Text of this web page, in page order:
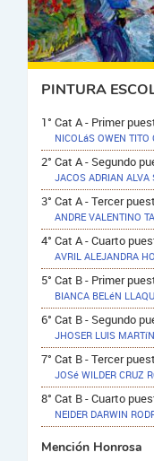
PINTURA
1° Cat A - Primer
NICOLáS OWEN TITO
2° Cat A - Segundo
JACOS ADRIAN ALVA
3° Cat A - Tercer
ANDRE VALENTINO
4° Cat A - Cuarto
AVRIL ALEJANDRA
5° Cat B - Primer
BIANCA BELéN
6° Cat B - Segundo
JHOSER LUIS
7° Cat B - Tercer
JOSé WILDER CRUZ
8° Cat B - Cuarto
NEIDER DARWIN
Mención Honrosa